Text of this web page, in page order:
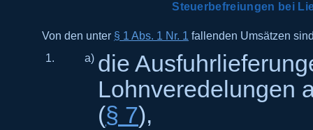
Steuerbefreiungen bei
Von den unter § 1 Abs. 1 Nr. 1 fallenden Umsätzen
1.
a) die
Lohnveredelungen
(§ 7),